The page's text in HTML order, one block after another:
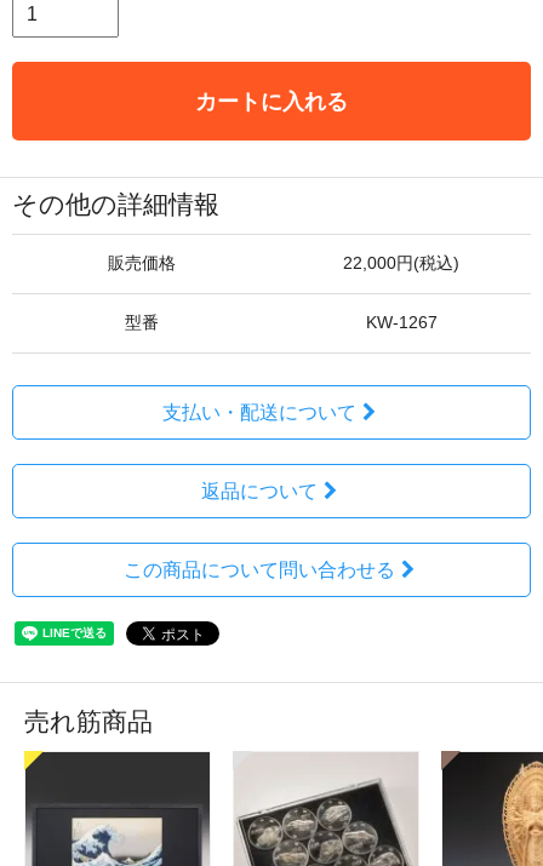
カートに入れる
その他の詳細情報
販売価格 22,000円(税込)
型番 KW-1267
支払い・配送について
返品について
この商品について問い合わせる
売れ筋商品